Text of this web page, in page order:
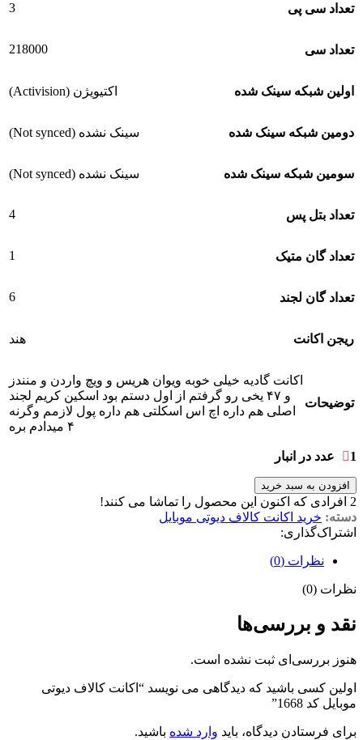
تعداد سی پی 3
تعداد سی 218000
اولین شبکه سینک شده اکتیویژن (Activision)
دومین شبکه سینک شده سینک نشده (Not synced)
سومین شبکه سینک شده سینک نشده (Not synced)
تعداد بتل پس 4
تعداد گان متیک 1
تعداد گان لجند 6
ریجن اکانت هند
توضیحات
اکانت گادیه خیلی خوبه ویوان هریس و ویچ واردن و منندز
و ۴۷ یخی رو گرفتم از اول دستم بود اسکین کریم لجند
اصلی هم داره اچ اس اسکلتی هم داره پول لازمم وگرنه
۴ میدادم بره
1 عدد در انبار
افزودن به سبد خرید
2 افرادی که اکنون این محصول را تماشا می کنند!
دسته: خرید اکانت کالاف دیوتی موبایل
اشتراک‌گذاری:
نظرات (0)
نظرات (0)
نقد و بررسی‌ها
هنوز بررسی‌ای ثبت نشده است.
اولین کسی باشید که دیدگاهی می نویسد “اکانت کالاف دیوتی
موبایل کد 1668”
برای فرستادن دیدگاه، باید وارد شده باشید.